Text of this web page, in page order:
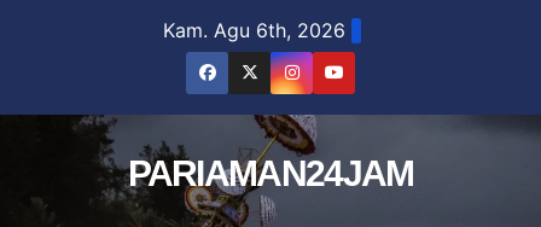
Kam. Agu 6th, 2026
PARIAMAN24JAM